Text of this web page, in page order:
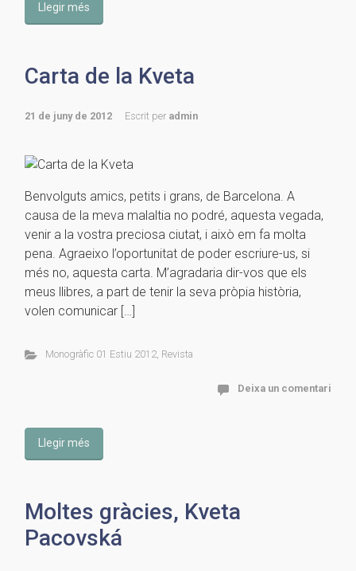
Llegir més
Carta de la Kveta
21 de juny de 2012 Escrit per admin
Benvolguts amics, petits i grans, de Barcelona. A
causa de la meva malaltia no podré, aquesta vegada,
venir a la vostra preciosa ciutat, i això em fa molta
pena. Agraeixo l’oportunitat de poder escriure-us, si
més no, aquesta carta. M’agradaria dir-vos que els
meus llibres, a part de tenir la seva pròpia història,
volen comunicar […]
Monogràfic 01 Estiu 2012, Revista
Deixa un comentari
Llegir més
Moltes gràcies, Kveta
Pacovská